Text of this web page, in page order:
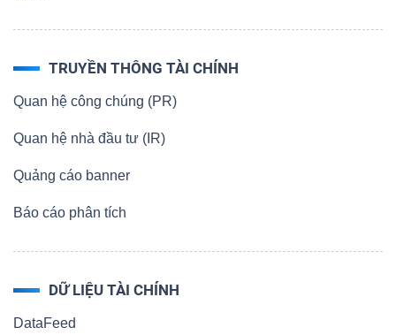
TRUYỀN THÔNG TÀI CHÍNH
Quan hệ công chúng (PR)
Quan hệ nhà đầu tư (IR)
Quảng cáo banner
Báo cáo phân tích
DỮ LIỆU TÀI CHÍNH
DataFeed